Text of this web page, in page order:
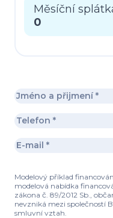
Měsíční
0
Modelový příklad
modelová nabídka
zákona č. 89/2012 Sb.,
nevzniká mezi společností
smluvní vztah.